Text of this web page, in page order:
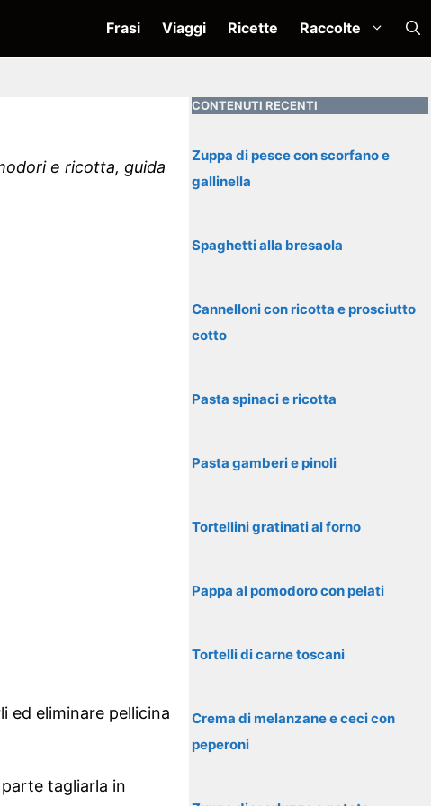
Frasi Viaggi Ricette Raccolte
e ricotta, guida
ed eliminare pellicina
tagliarla in
CONTENUTI RECENTI
Zuppa di pesce con scorfano e
gallinella
Spaghetti alla bresaola
Cannelloni con ricotta e prosciutto
cotto
Pasta spinaci e ricotta
Pasta gamberi e pinoli
Tortellini gratinati al forno
Pappa al pomodoro con pelati
Tortelli di carne toscani
Crema di melanzane e ceci con
peperoni